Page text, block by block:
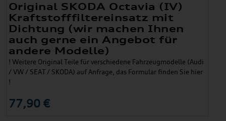
Original SKODA Octavia (IV)
Kraftstofffiltereinsatz mit
Dichtung (wir machen Ihnen
auch gerne ein Angebot für
andere Modelle)
! Weitere Original Teile für verschiedene Fahrzeugmodelle (Audi
/ VW / SEAT / SKODA) auf Anfrage, das Formular finden Sie hier
!
77,90 €